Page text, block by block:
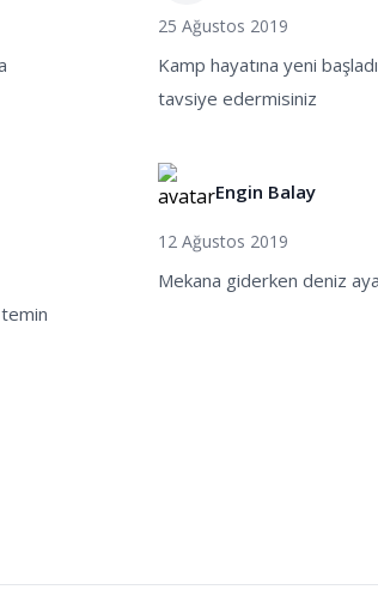
25 Ağustos 2019
Kamp hayatına yeni
tavsiye edermisiniz
Engin Balay
12 Ağustos 2019
Mekana giderken deniz